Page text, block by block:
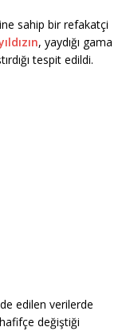
sahip bir refakatçi
, yaydığı gama
tespit edildi.
edilen verilerde
değiştiği